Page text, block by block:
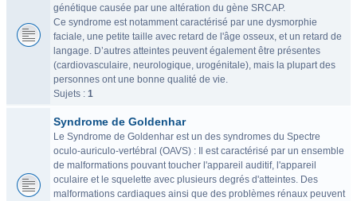
génétique causée par une altération du gène SRCAP.
Ce syndrome est notamment caractérisé par une dysmorphie
faciale, une petite taille avec retard de l'âge osseux, et un retard de
langage. D’autres atteintes peuvent également être présentes
(cardiovasculaire, neurologique, urogénitale), mais la plupart des
personnes ont une bonne qualité de vie.
Sujets : 1
Syndrome de Goldenhar
Le Syndrome de Goldenhar est un des syndromes du Spectre
oculo-auriculo-vertébral (OAVS) : Il est caractérisé par un ensemble
de malformations pouvant toucher l'appareil auditif, l'appareil
oculaire et le squelette avec plusieurs degrés d'atteintes. Des
malformations cardiaques ainsi que des problèmes rénaux peuvent